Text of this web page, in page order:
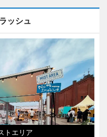
ッシュ
トエリア